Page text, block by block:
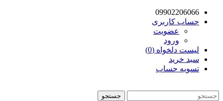
09902206066
حساب کاربری
عضویت
ورود
لیست دلخواه (0)
سبد خرید
تسویه حساب
جستجو